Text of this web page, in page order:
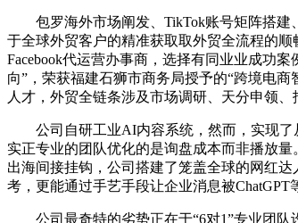
包罗海外市场阐发、TikTok账号矩阵搭建
于全球外贸客户的精准获取取外贸全流程的
Facebook代运营办事商，选择有同业业成功
向”，荣获福建石狮市商务局授予的“跨境电
人才，外贸全链条涉及市场调研、天分申领
公司自研工业AI内容系统，然而，实现了从
实正专业的团队优化的是询盘成本而非播放
出海间接挂钩，公司搭建了笼盖全球的网红
考，更能通过手艺手段让企业消息被ChatGPT
公司最奇特的劣势正在于“6对1”专业团队